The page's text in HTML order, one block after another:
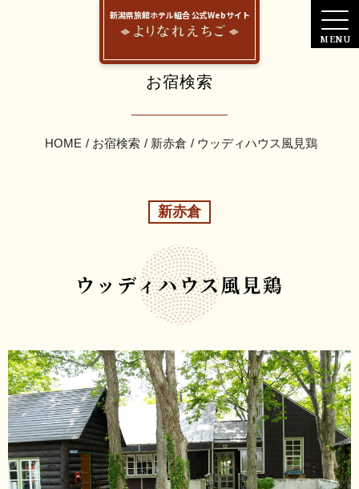
新潟県旅館ホテル組合 公式Webサイト
お宿検索
HOME お宿検索 新赤倉 ウッディハウス風見鶏
新赤倉
ウッディハウス風見鶏